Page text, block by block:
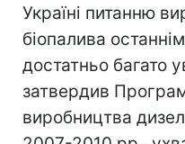
Україні питанню
біопалива
достатньо багато
затвердив
виробництва